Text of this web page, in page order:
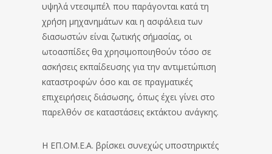
υψηλά ντεσιμπέλ που παράγονται κατά τη
χρήση μηχανημάτων και η ασφάλεια των
διασωστών είναι ζωτικής σήμασίας, οι
ωτοασπίδες θα χρησιμοποιηθούν τόσο σε
ασκήσεις εκπαίδευσης για την αντιμετώπιση
καταστροφών όσο και σε πραγματικές
επιχειρήσεις διάσωσης, όπως έχει γίνει στο
παρελθόν σε καταστάσεις εκτάκτου ανάγκης.
Η ΕΠ.ΟΜ.Ε.Α. βρίσκει συνεχώς υποστηρικτές